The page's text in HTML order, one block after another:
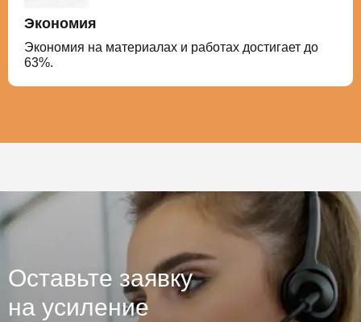
Экономия
Экономия на материалах и работах достигает до
63%.
Оставьте заявку
на усиление